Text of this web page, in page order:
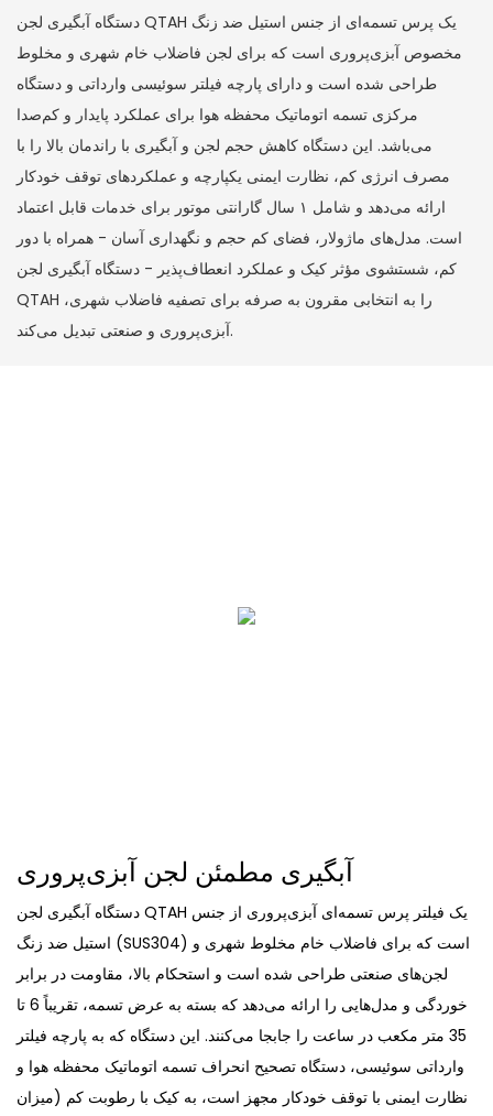
دستگاه آبگیری لجن QTAH یک پرس تسمه‌ای از جنس استیل ضد زنگ
مخصوص آبزی‌پروری است که برای لجن فاضلاب خام شهری و مخلوط
طراحی شده است و دارای پارچه فیلتر سوئیسی وارداتی و دستگاه
مرکزی تسمه اتوماتیک محفظه هوا برای عملکرد پایدار و کم‌صدا
می‌باشد. این دستگاه کاهش حجم لجن و آبگیری با راندمان بالا را با
مصرف انرژی کم، نظارت ایمنی یکپارچه و عملکردهای توقف خودکار
ارائه می‌دهد و شامل ۱ سال گارانتی موتور برای خدمات قابل اعتماد
است. مدل‌های ماژولار، فضای کم حجم و نگهداری آسان - همراه با دور
کم، شستشوی مؤثر کیک و عملکرد انعطاف‌پذیر - دستگاه آبگیری لجن
QTAH را به انتخابی مقرون به صرفه برای تصفیه فاضلاب شهری،
آبزی‌پروری و صنعتی تبدیل می‌کند.
آبگیری مطمئن لجن آبزی‌پروری
دستگاه آبگیری لجن QTAH یک فیلتر پرس تسمه‌ای آبزی‌پروری از جنس
استیل ضد زنگ (SUS304) است که برای فاضلاب خام مخلوط شهری و
لجن‌های صنعتی طراحی شده است و استحکام بالا، مقاومت در برابر
خوردگی و مدل‌هایی را ارائه می‌دهد که بسته به عرض تسمه، تقریباً 6 تا
35 متر مکعب در ساعت را جابجا می‌کنند. این دستگاه که به پارچه فیلتر
وارداتی سوئیسی، دستگاه تصحیح انحراف تسمه اتوماتیک محفظه هوا و
نظارت ایمنی با توقف خودکار مجهز است، به کیک با رطوبت کم (میزان